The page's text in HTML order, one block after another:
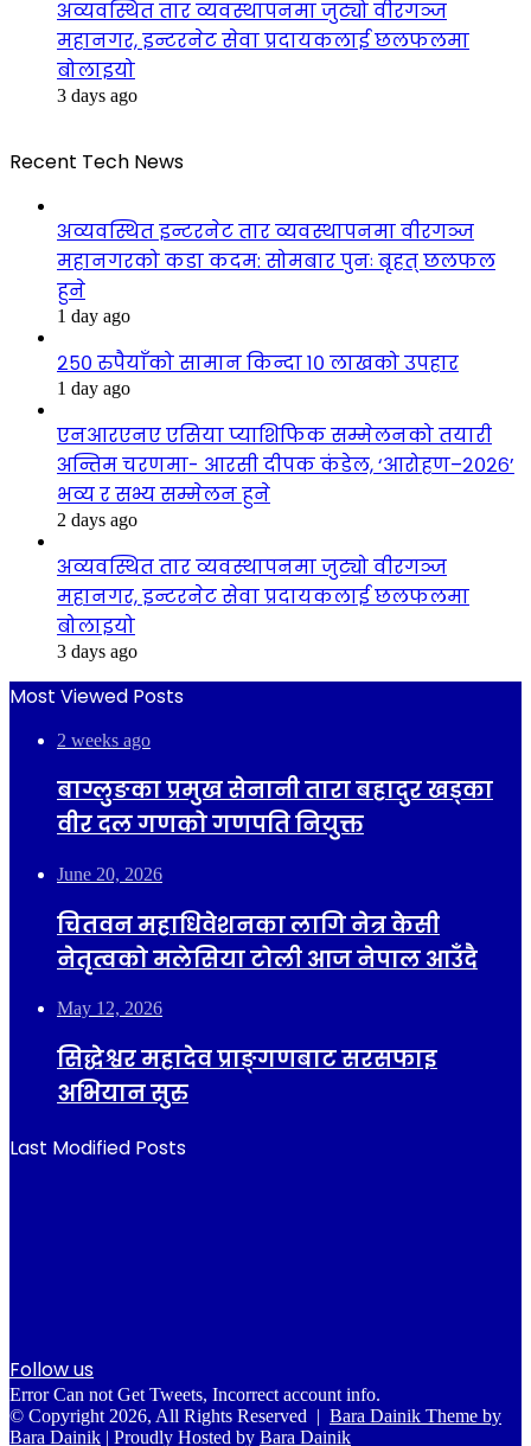
अव्यवस्थित तार व्यवस्थापनमा जुट्यो वीरगञ्ज
महानगर, इन्टरनेट सेवा प्रदायकलाई छलफलमा
बोलाइयो
3 days ago
Recent Tech News
अव्यवस्थित इन्टरनेट तार व्यवस्थापनमा वीरगञ्ज
महानगरको कडा कदम: सोमबार पुनः बृहत् छलफल
हुने
1 day ago
२५० रुपैयाँको सामान किन्दा १० लाखको उपहार
1 day ago
एनआरएनए एसिया प्याशिफिक सम्मेलनको तयारी
अन्तिम चरणमा- आरसी दीपक कंडेल, ‘आरोहण–२०२६’
भव्य र सभ्य सम्मेलन हुने
2 days ago
अव्यवस्थित तार व्यवस्थापनमा जुट्यो वीरगञ्ज
महानगर, इन्टरनेट सेवा प्रदायकलाई छलफलमा
बोलाइयो
3 days ago
Most Viewed Posts
2 weeks ago
बाग्लुङका प्रमुख सेनानी तारा बहादुर खड्का
वीर दल गणको गणपति नियुक्त
June 20, 2026
चितवन महाधिवेशनका लागि नेत्र केसी
नेतृत्वको मलेसिया टोली आज नेपाल आउँदै
May 12, 2026
सिद्धेश्वर महादेव प्राङ्गणबाट सरसफाइ
अभियान सुरु
Last Modified Posts
Follow us
Error Can not Get Tweets, Incorrect account info.
© Copyright 2026, All Rights Reserved | Bara Dainik Theme by
Bara Dainik | Proudly Hosted by Bara Dainik